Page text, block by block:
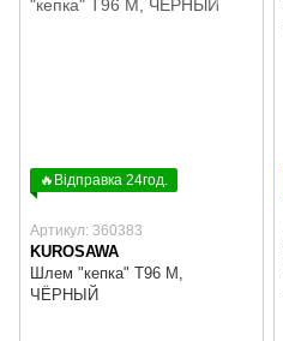
🔥Відправка 24год.
Артикул: 360383
KUROSAWA
Шлем "кепка" T96 M,
ЧЁРНЫЙ